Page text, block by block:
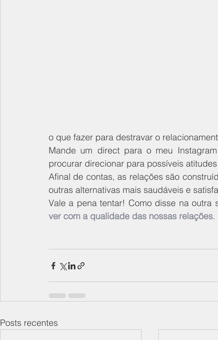
o que fazer para destravar o
Mande um direct para o meu
procurar direcionar para possíveis
Afinal de contas, as relações são
outras alternativas mais saudáveis e
Vale a pena tentar! Como disse na outra
ver com a qualidade das nossas relações.
Posts recentes